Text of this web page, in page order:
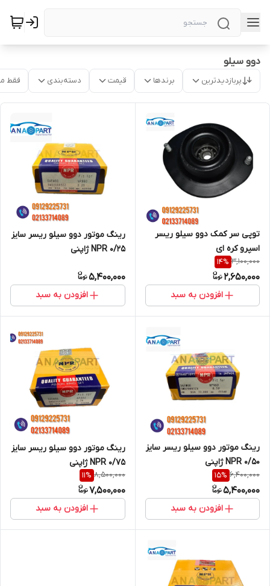
دوو سیلو
پربازدیدترین برندها قیمت دسته‌بندی فقط
توپی سر کمک دوو سیلو ریسر
اسپرو کره ای
3,100,000
14%
2,650,000
افزودن به سبد
رینگ موتور دوو سیلو ریسر سایز
0/25 NPR ژاپنی
5,400,000
افزودن به سبد
رینگ موتور دوو سیلو ریسر سایز
0/50 NPR ژاپنی
6,400,000
15%
5,400,000
افزودن به سبد
رینگ موتور دوو سیلو ریسر سایز
0/75 NPR ژاپنی
8,500,000
11%
7,500,000
افزودن به سبد